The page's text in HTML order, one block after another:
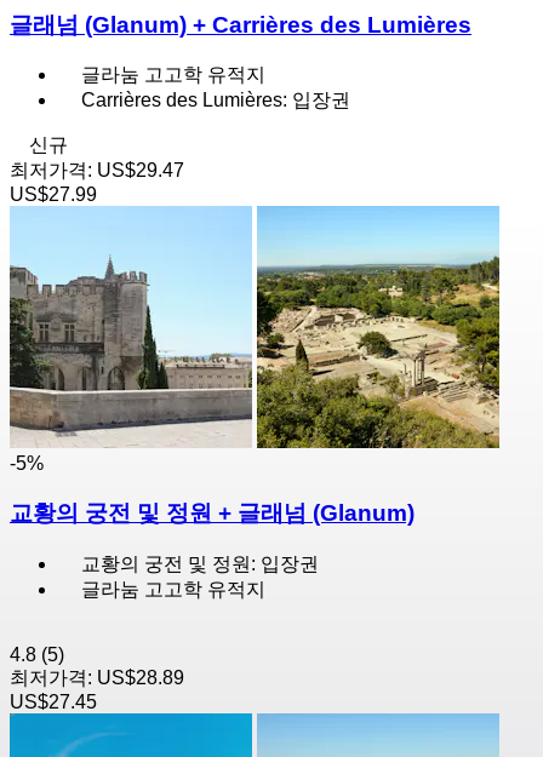
글래넘 (Glanum) + Carrières des Lumières
글라눔 고고학 유적지
Carrières des Lumières: 입장권
신규
최저가격: US$29.47
US$27.99
-5%
교황의 궁전 및 정원 + 글래넘 (Glanum)
교황의 궁전 및 정원: 입장권
글라눔 고고학 유적지
4.8 (5)
최저가격: US$28.89
US$27.45